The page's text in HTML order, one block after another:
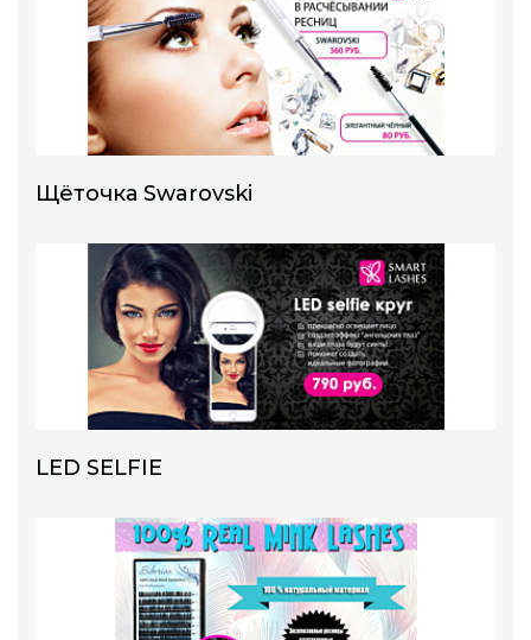
Щёточка Swarovski
LED SELFIE